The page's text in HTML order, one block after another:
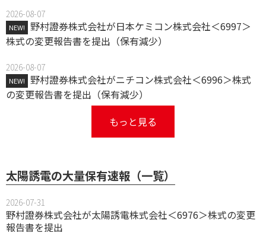
2026-08-07
NEW!
野村證券株式会社が日本ケミコン株式会社＜6997＞
株式の変更報告書を提出（保有減少）
2026-08-07
NEW!
野村證券株式会社がニチコン株式会社＜6996＞株式
の変更報告書を提出（保有減少）
もっと見る
太陽誘電の大量保有速報（一覧）
2026-07-31
野村證券株式会社が太陽誘電株式会社＜6976＞株式の変更
報告書を提出